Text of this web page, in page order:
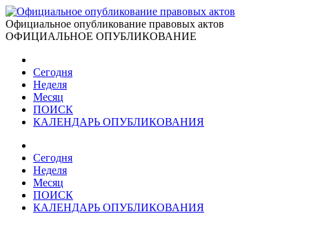
Официальное опубликование правовых актов
ОФИЦИАЛЬНОЕ ОПУБЛИКОВАНИЕ
Сегодня
Неделя
Месяц
ПОИСК
КАЛЕНДАРЬ ОПУБЛИКОВАНИЯ
Сегодня
Неделя
Месяц
ПОИСК
КАЛЕНДАРЬ ОПУБЛИКОВАНИЯ